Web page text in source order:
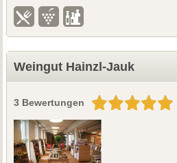
Weingut Hainzl-Jauk
3 Bewertungen